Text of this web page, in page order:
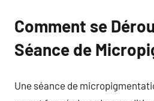
Comment se
Séance de
Une séance de